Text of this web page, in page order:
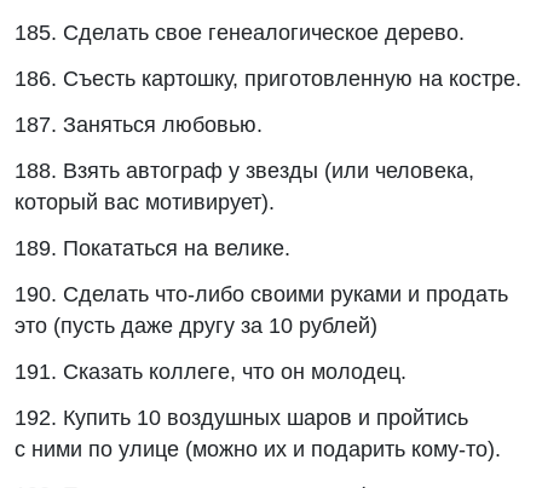
185. Сделать свое генеалогическое дерево.
186. Съесть картошку, приготовленную на костре.
187. Заняться любовью.
188. Взять автограф у звезды (или человека,
который вас мотивирует).
189. Покататься на велике.
190. Сделать что-либо своими руками и продать
это (пусть даже другу за 10 рублей)
191. Сказать коллеге, что он молодец.
192. Купить 10 воздушных шаров и пройтись
с ними по улице (можно их и подарить кому-то).